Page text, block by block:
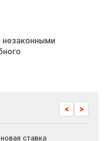
незаконными
< >
ставка